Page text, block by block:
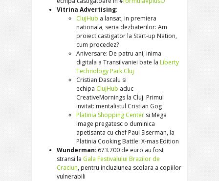
Vitrina Advertising:
ClujHub a lansat, in premiera
nationala, seria dezbaterilor: Am
proiect castigator la Start-up Nation,
cum procedez?
Aniversare: De patru ani, inima
digitala a Transilvaniei bate la Liberty
Technology Park Cluj
Cristian Dascalu si
echipa ClujHub aduc
CreativeMornings la Cluj. Primul
invitat: mentalistul Cristian Gog
Platinia Shopping Center si Mega
Image pregatesc o duminica
apetisanta cu chef Paul Siserman, la
Platinia Cooking Battle: X-mas Edition
Wunderman: 673.700 de euro au fost
stransi la Gala Festivalului Brazilor de
Craciun, pentru incluziunea scolara a copiilor
vulnerabili